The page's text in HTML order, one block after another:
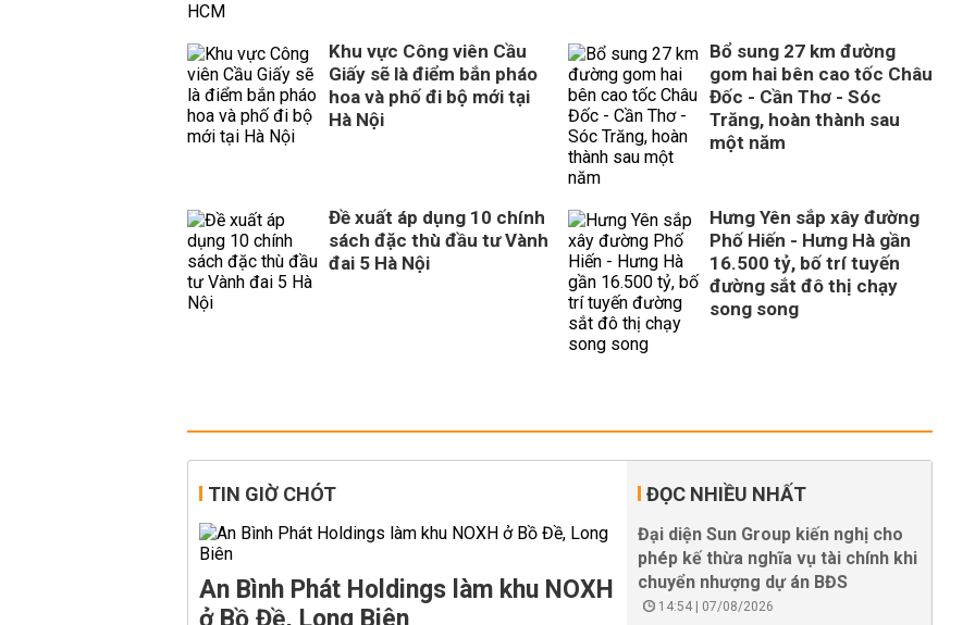
Khu vực Công viên Cầu
Giấy sẽ là điểm bắn pháo
hoa và phố đi bộ mới tại
Hà Nội
Bổ sung 27 km đường
gom hai bên cao tốc Châu
Đốc - Cần Thơ - Sóc
Trăng, hoàn thành sau
một năm
Đề xuất áp dụng 10 chính
sách đặc thù đầu tư Vành
đai 5 Hà Nội
Hưng Yên sắp xây đường
Phố Hiến - Hưng Hà gần
16.500 tỷ, bố trí tuyến
đường sắt đô thị chạy
song song
TIN GIỜ CHÓT
An Bình Phát Holdings làm khu NOXH
ở Bồ Đề, Long Biên
ĐỌC NHIỀU NHẤT
Đại diện Sun Group kiến nghị cho
phép kế thừa nghĩa vụ tài chính khi
chuyển nhượng dự án BĐS
14:54 | 07/08/2026